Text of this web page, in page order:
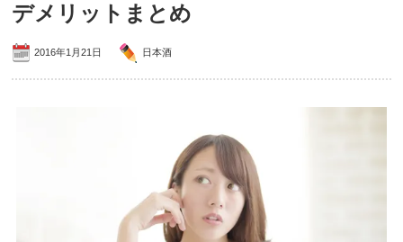
デメリットまとめ
2016年1月21日 日本酒